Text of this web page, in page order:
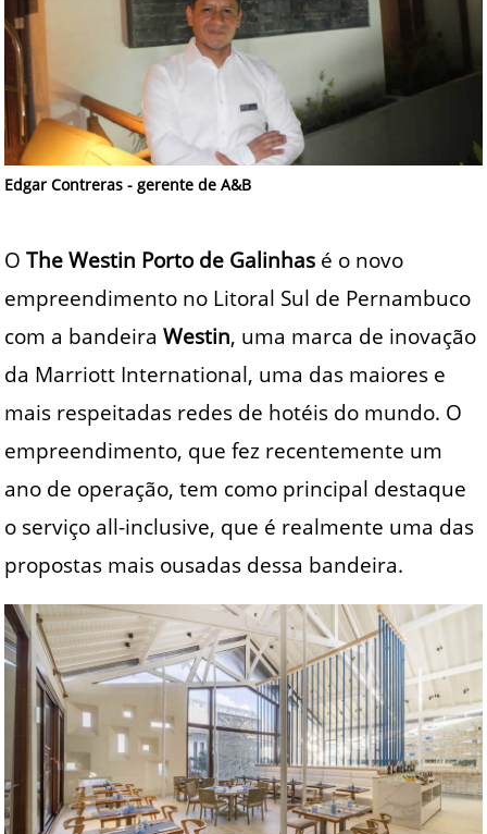
Edgar Contreras - gerente de A&B
OThe Westin Porto de Galinhas é o novo
empreendimento no Litoral Sul de Pernambuco
com a bandeiraWestin, uma marca de inovação
da Marriott International, uma das maiores e
mais respeitadas redes de hotéis do mundo. O
empreendimento, que fez recentemente um
ano de operação, tem como principal destaque
o serviço all-inclusive, que é realmente uma das
propostas mais ousadas dessa bandeira.